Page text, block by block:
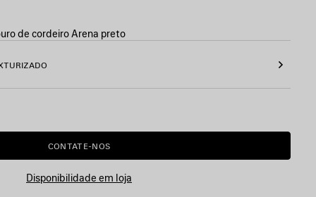
de cordeiro Arena preto
CONTATE-NOS
Disponibilidade em loja